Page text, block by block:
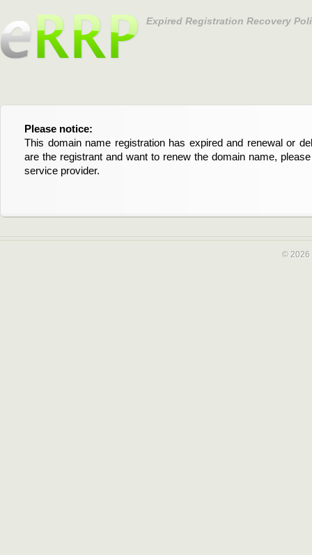
Expired Registration Recovery
Please notice:
This domain name registration has expired and renewal or
are the registrant and want to renew the domain name,
service provider.
Bitte beachten Sie:
Diese Domainregistrierung ist abgelaufen und die
Domain stehen an. Wenn Sie der Registrant sind und
verlängern möchten, kontaktieren Sie bitte Ihren Service-
© 2026